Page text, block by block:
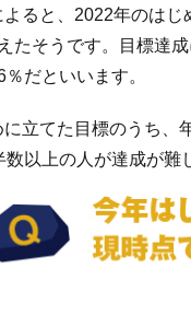
ると、2022年のはじ
たそうです。目標達
だといいます。
立てた目標のうち
以上の人が達成が難